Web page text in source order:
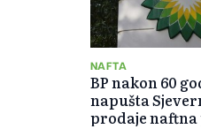
NAFTA
BP nakon 60
napušta
prodaje naftna